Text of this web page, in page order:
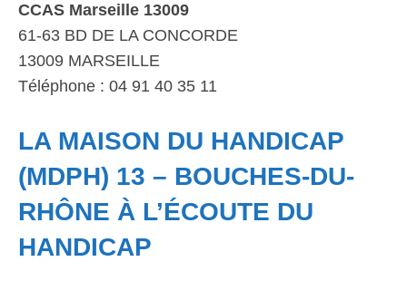
CCAS Marseille 13009
61-63 BD DE LA CONCORDE
13009 MARSEILLE
Téléphone : 04 91 40 35 11
LA MAISON DU HANDICAP
(MDPH) 13 – BOUCHES-DU-
RHÔNE À L’ÉCOUTE DU
HANDICAP